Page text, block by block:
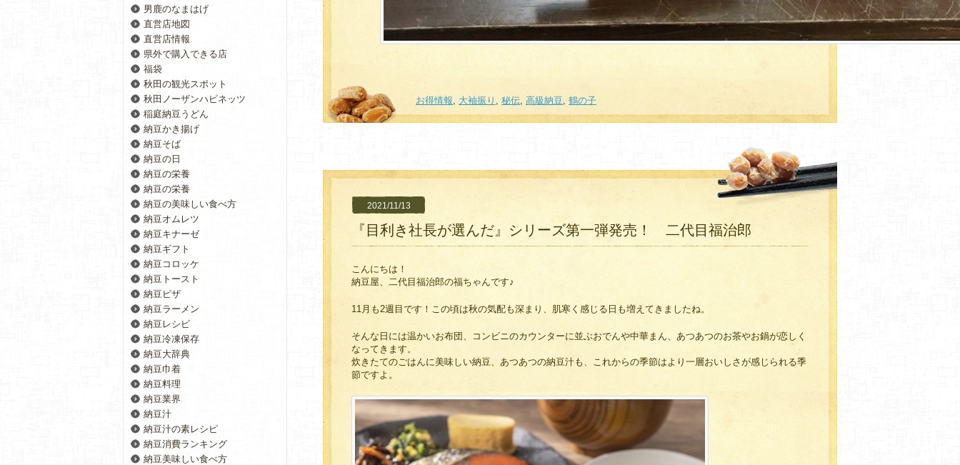
お得情報, 大袖振り , 秘伝, 高級納豆,鶴の子
2021/11/13
『目利き社長が選んだ』シリーズ第一弾発売！ 二代目福治郎
こんにちは！
納豆屋、二代目福治郎の福ちゃんです♪
11月も2週目です！この頃は秋の気配も深まり、肌寒く感じる日も増えてきましたね。
そんな日には温かいお布団、コンビニのカウンターに並ぶおでんや中華まん、あつあつのお茶やお鍋が恋しく
なってきます。
炊きたてのごはんに美味しい納豆、あつあつの納豆汁も、これからの季節はより一層おいしさが感じられる季
節ですよ。
男鹿のなまはげ
直営店地図
直営店情報
県外で購入できる店
福袋
秋田の観光スポット
秋田ノーザンハピネッツ
稲庭納豆うどん
納豆かき揚げ
納豆そば
納豆の日
納豆の栄養
納豆の栄養
納豆の美味しい食べ方
納豆オムレツ
納豆キナーゼ
納豆ギフト
納豆コロッケ
納豆トースト
納豆ピザ
納豆ラーメン
納豆レシピ
納豆冷凍保存
納豆大辞典
納豆巾着
納豆料理
納豆業界
納豆汁
納豆汁の素レシピ
納豆消費ランキング
納豆美味しい食べ方